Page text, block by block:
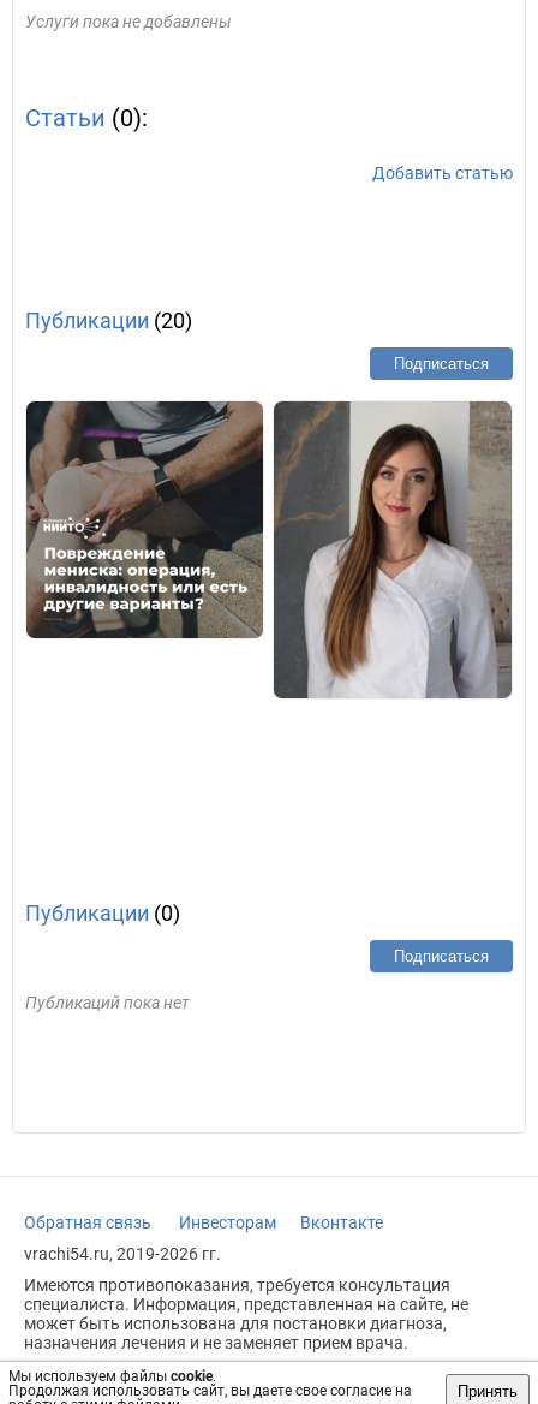
Мы используем файлы cookie.
Продолжая использовать сайт, вы даете свое согласие на
Принять
Услуги пока не добавлены
Статьи (0):
Добавить статью
Публикации (20)
Подписаться
Публикации (0)
Подписаться
Публикаций пока нет
Обратная связь Инвесторам
Вконтакте
vrachi54.ru, 2019-2026 гг.
Имеются противопоказания, требуется консультация
специалиста. Информация, представленная на сайте, не
может быть использована для постановки диагноза,
назначения лечения и не заменяет прием врача.
Возрастное ограничение: 18+